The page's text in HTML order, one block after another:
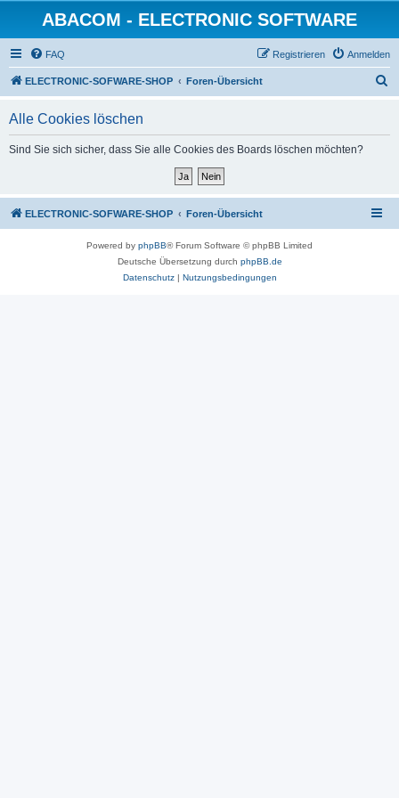
ABACOM - ELECTRONIC SOFTWARE
FAQ Anmelden
Registrieren
ELECTRONIC-SOFWARE-SHOP Foren-Übersicht
Alle Cookies löschen
Sind Sie sich sicher, dass Sie alle Cookies des Boards löschen möchten?
ELECTRONIC-SOFWARE-SHOP Foren-Übersicht
Powered by phpBB® Forum Software © phpBB Limited
Deutsche Übersetzung durch phpBB.de
Datenschutz| Nutzungsbedingungen